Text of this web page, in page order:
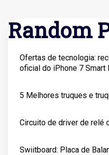
Random
Ofertas de tecnologia:
oficial do iPhone 7 Smart
5 Melhores truques e
Circuito de driver de relé
Swiitboard: Placa de